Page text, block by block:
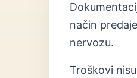
način
nervozu.
Troškovi